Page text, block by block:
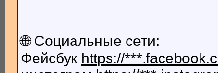
🌐 Социальные сети:
Фейсбук https://